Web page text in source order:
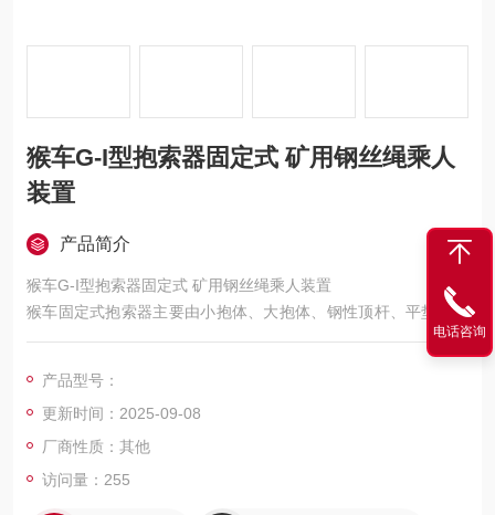
猴车G-I型抱索器固定式 矿用钢丝绳乘人
装置
产品简介
猴车G-I型抱索器固定式 矿用钢丝绳乘人装置
猴车固定式抱索器主要由小抱体、大抱体、钢性顶杆、平垫、弹
垫、螺母和螺栓这几个部件组成，经过猴车吊椅上的吊环进行联
产品型号：
更新时间：2025-09-08
厂商性质：其他
访问量：255
电话咨询